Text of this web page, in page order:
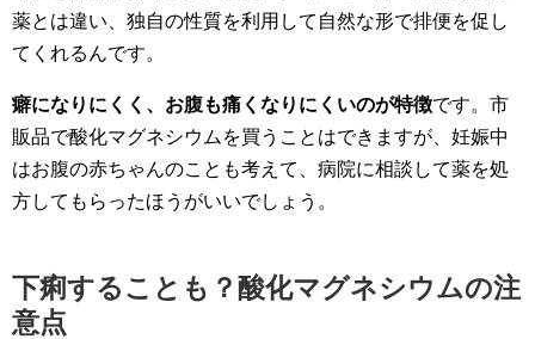
薬とは違い、独自の性質を利用して自然な形で排便を促し
てくれるんです。
癖になりにくく、お腹も痛くなりにくいのが特徴です。市
販品で酸化マグネシウムを買うことはできますが、妊娠中
はお腹の赤ちゃんのことも考えて、病院に相談して薬を処
方してもらったほうがいいでしょう。
下痢することも？酸化マグネシウムの注
意点